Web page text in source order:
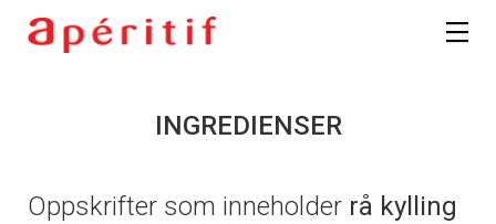
INGREDIENSER
Oppskrifter som inneholder rå kylling